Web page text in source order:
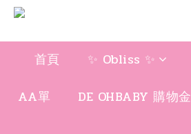
首頁 ✨ Obliss ✨
AA單
DE OHBABY 購物金